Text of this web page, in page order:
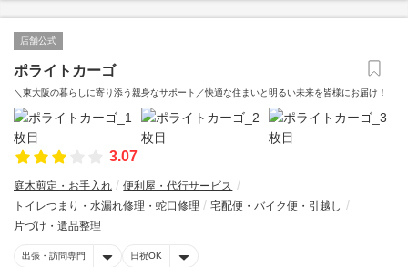
店舗公式
ポライトカーゴ
＼東大阪の暮らしに寄り添う親身なサポート／快適な住まいと明るい未来を皆様にお届け！
3.07
庭木剪定・お手入れ
便利屋・代行サービス
トイレつまり・水漏れ修理・蛇口修理
宅配便・バイク便・引越し
片づけ・遺品整理
出張・訪問専門 日祝OK